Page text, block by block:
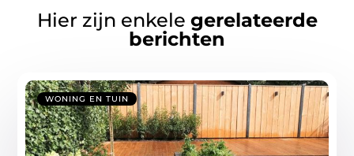
Hier zijn enkele gerelateerde
berichten
WONING EN TUIN